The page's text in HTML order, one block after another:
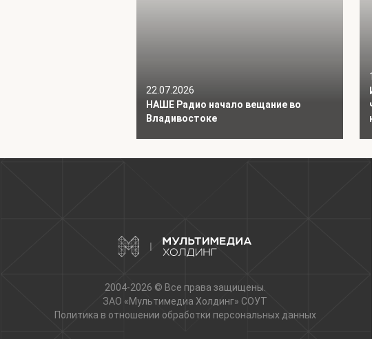
22.07.2026
НАШЕ Радио начало вещание во
Владивостоке
2004-2026 © Все права защищены.
ЗАО «Мультимедиа Холдинг» СОУТ
Политика в отношении обработки персональных данных